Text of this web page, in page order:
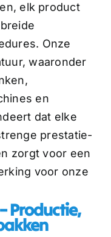
Nederlands
elk product
Onze
waaronder
en
dat elke
prestatie-
zorgt voor een
voor onze
Productie,